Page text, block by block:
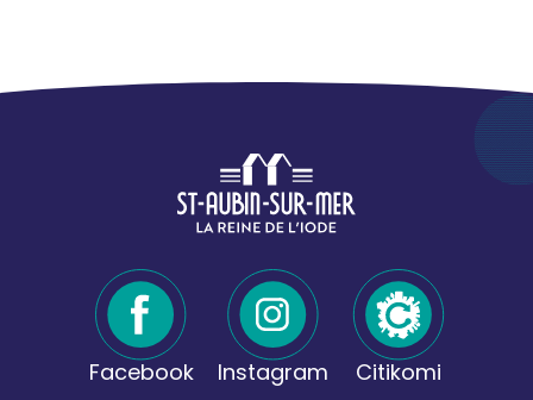
Facebook Instagram Citikomi